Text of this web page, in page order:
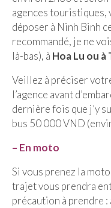
Poitou
Saint-
Vendée
Allemagne
Munich
Danemark
agences touristiques,
déposer à Ninh Binh
recommandé, je ne
là-bas), à Hoa Lu ou à
Veillez à préciser
l’agence avant
dernière fois que j’y
bus 50 000 VND
– En moto
Si vous prenez la
trajet vous prendra
précaution à prendre :